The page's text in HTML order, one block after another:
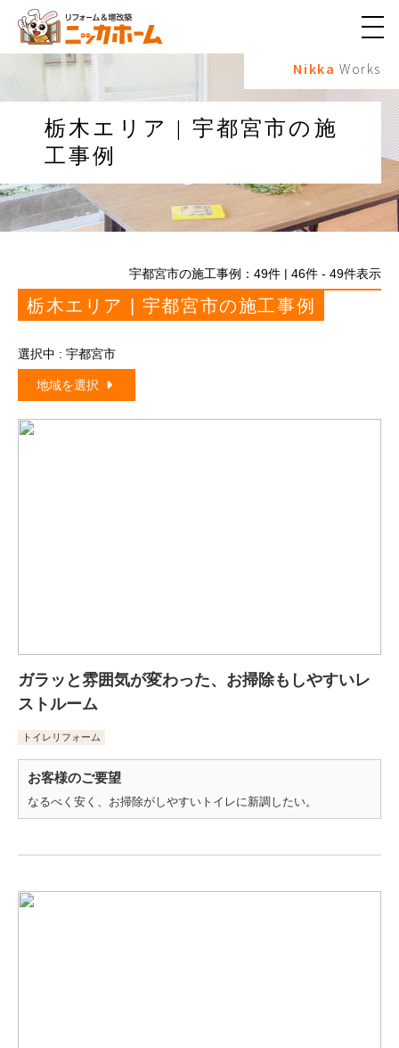
メ
ュ
ボ
タ
ン
Nikka Works
栃木エリア | 宇都宮市の施
工事例
宇都宮市の施工事例： 49件 | 46件 - 49件表示
栃木エリア | 宇都宮市の施工事例
選択中 : 宇都宮市
地域を選択
ガラッと雰囲気が変わった、お掃除もしやすいレ
ストルーム
トイレリフォーム
お客様のご要望
なるべく安く、お掃除がしやすいトイレに新調したい。